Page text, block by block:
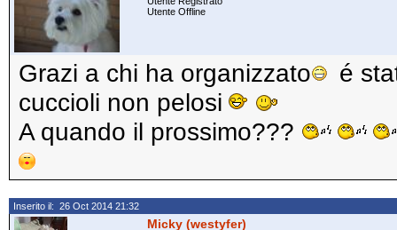
Utente Offline
Grazi a chi ha organizzato
é
cuccioli non pelosi
A quando il prossimo???
Inserito il: 26 Oct 2014 21:32
Micky (westyfer)